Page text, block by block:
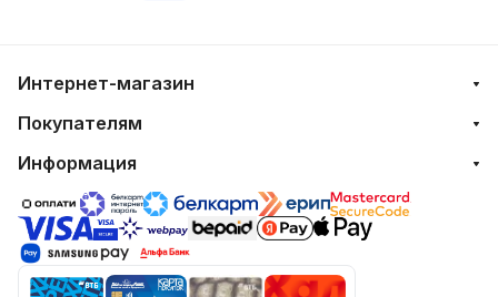
Интернет-магазин
Покупателям
Информация